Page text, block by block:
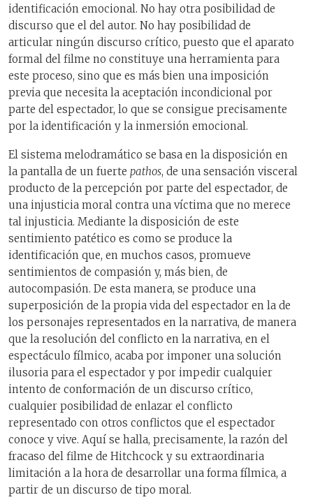
identificación emocional. No hay otra posibilidad de
discurso que el del autor. No hay posibilidad de
articular ningún discurso crítico, puesto que el aparato
formal del filme no constituye una herramienta para
este proceso, sino que es más bien una imposición
previa que necesita la aceptación incondicional por
parte del espectador, lo que se consigue precisamente
por la identificación y la inmersión emocional.
El sistema melodramático se basa en la disposición en
la pantalla de un fuerte pathos, de una sensación visceral
producto de la percepción por parte del espectador, de
una injusticia moral contra una víctima que no merece
tal injusticia. Mediante la disposición de este
sentimiento patético es como se produce la
identificación que, en muchos casos, promueve
sentimientos de compasión y, más bien, de
autocompasión. De esta manera, se produce una
superposición de la propia vida del espectador en la de
los personajes representados en la narrativa, de manera
que la resolución del conflicto en la narrativa, en el
espectáculo fílmico, acaba por imponer una solución
ilusoria para el espectador y por impedir cualquier
intento de conformación de un discurso crítico,
cualquier posibilidad de enlazar el conflicto
representado con otros conflictos que el espectador
conoce y vive. Aquí se halla, precisamente, la razón del
fracaso del filme de Hitchcock y su extraordinaria
limitación a la hora de desarrollar una forma fílmica, a
partir de un discurso de tipo moral.